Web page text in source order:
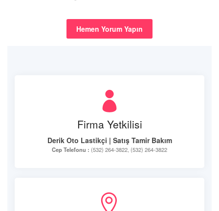
Hemen Yorum Yapın
Firma Yetkilisi
Derik Oto Lastikçi | Satış Tamir Bakım
Cep Telefonu : (532) 264-3822, (532) 264-3822